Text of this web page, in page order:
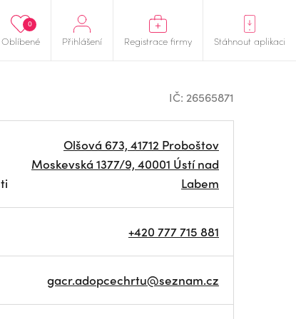
Oblíbené
0
Přihlášení Registrace firmy Stáhnout aplikaci
IČ: 26565871
Olšová 673, 41712 Proboštov
Moskevská 1377/9, 40001 Ústí nad
Labem
+420 777 715 881
gacr.adopcechrtu@seznam.cz